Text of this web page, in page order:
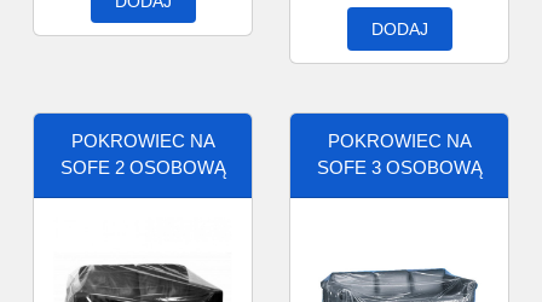
DODAJ
POKROWIEC NA
SOFE 2 OSOBOWĄ
POKROWIEC NA
SOFE 3 OSOBOWĄ